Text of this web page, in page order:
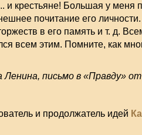
и крестьяне! Большая у меня
почитание его
в его память и т. д.
всем этим. Помните, как
Ленина, письмо в «Правду»
и продолжатель идей